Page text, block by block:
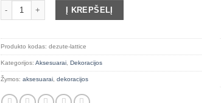
produkto kiekis: Dėžutė "Lattice"
Į KREPŠELĮ
Produkto kodas: dezute-lattice
Kategorijos: Aksesuarai, Dekoracijos
Žymos: aksesuarai, dekoracijos